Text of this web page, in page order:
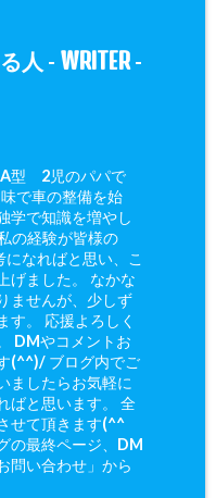
人 - WRITER-
型 2児のパパで
で車の整備を始
学で知識を増やし
の経験が皆様の
なればと思い、こ
げました。 なかな
ませんが、少しず
す。 応援よろしく
DMやコメントお
(^^)/ ブログ内でご
ましたらお気軽に
ばと思います。 全
せて頂きます(^^ゞ
の最終ページ、DM
問い合わせ」から